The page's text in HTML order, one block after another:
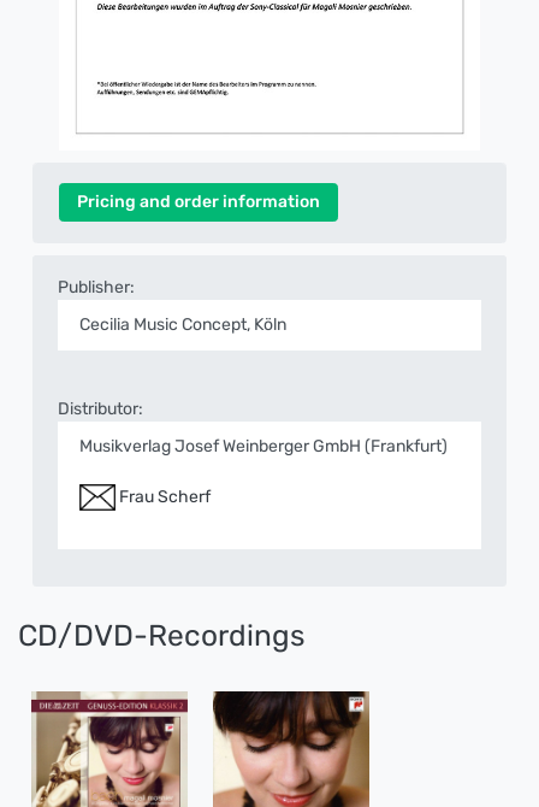
Pricing and order information
Publisher:
Cecilia Music Concept, Köln
Distributor:
Musikverlag Josef Weinberger GmbH (Frankfurt)
Frau Scherf
CD/DVD-Recordings